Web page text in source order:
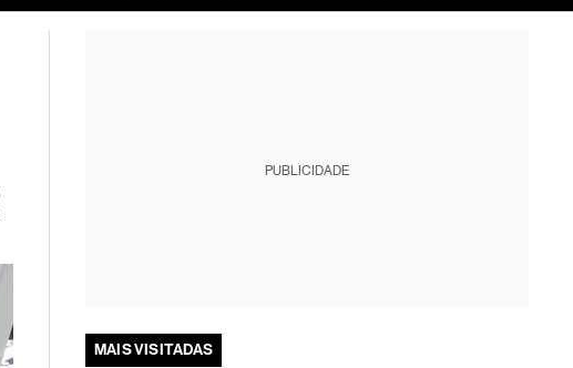
PUBLICIDADE
MAIS VISITADAS